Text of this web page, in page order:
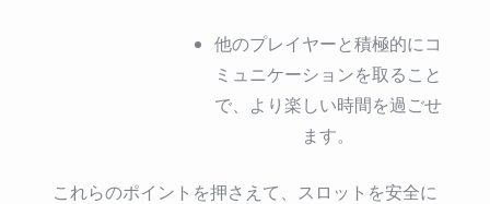
他のプレイヤーと積極的にコ
ミュニケーションを取ること
で、より楽しい時間を過ごせ
ます。
これらのポイントを押さえて、スロットを安全に